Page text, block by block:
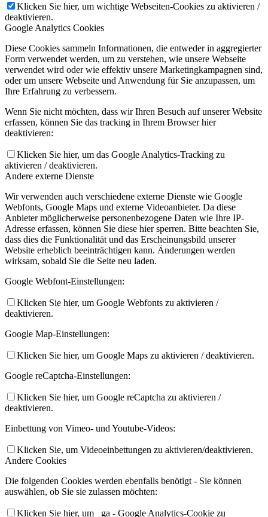
Klicken Sie hier, um wichtige Webseiten-Cookies zu aktivieren /
deaktivieren.
Google Analytics Cookies
Diese Cookies sammeln Informationen, die entweder in aggregierter
Form verwendet werden, um zu verstehen, wie unsere Webseite
verwendet wird oder wie effektiv unsere Marketingkampagnen sind,
oder um unsere Webseite und Anwendung für Sie anzupassen, um
Ihre Erfahrung zu verbessern.
Wenn Sie nicht möchten, dass wir Ihren Besuch auf unserer Website
erfassen, können Sie das tracking in Ihrem Browser hier
deaktivieren:
Klicken Sie hier, um das Google Analytics-Tracking zu
aktivieren / deaktivieren.
Andere externe Dienste
Wir verwenden auch verschiedene externe Dienste wie Google
Webfonts, Google Maps und externe Videoanbieter. Da diese
Anbieter möglicherweise personenbezogene Daten wie Ihre IP-
Adresse erfassen, können Sie diese hier sperren. Bitte beachten Sie,
dass dies die Funktionalität und das Erscheinungsbild unserer
Website erheblich beeinträchtigen kann. Änderungen werden
wirksam, sobald Sie die Seite neu laden.
Google Webfont-Einstellungen:
Klicken Sie hier, um Google Webfonts zu aktivieren /
deaktivieren.
Google Map-Einstellungen:
Klicken Sie hier, um Google Maps zu aktivieren / deaktivieren.
Google reCaptcha-Einstellungen:
Klicken Sie hier, um Google reCaptcha zu aktivieren /
deaktivieren.
Einbettung von Vimeo- und Youtube-Videos:
Klicken Sie, um Videoeinbettungen zu aktivieren/deaktivieren.
Andere Cookies
Die folgenden Cookies werden ebenfalls benötigt - Sie können
auswählen, ob Sie sie zulassen möchten:
Klicken Sie hier, um _ga - Google Analytics-Cookie zu